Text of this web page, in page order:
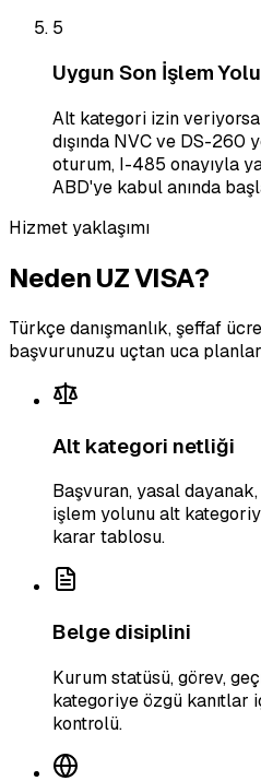
5
Uygun Son İşlem
Alt kategori izin
dışında NVC ve DS-260
oturum, I-485 onayıyla
ABD'ye kabul anında
Hizmet yaklaşımı
Neden UZ VISA?
Türkçe danışmanlık, şeffaf
başvurunuzu uçtan uca
Alt kategori netliği
Başvuran, yasal
işlem yolunu alt
karar tablosu.
Belge disiplini
Kurum statüsü, görev,
kategoriye özgü kanıtlar
kontrolü.